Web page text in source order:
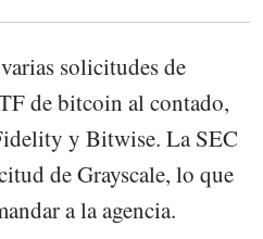
solicitudes de
de bitcoin al contado,
y Bitwise. La SEC
de Grayscale, lo que
a la agencia.